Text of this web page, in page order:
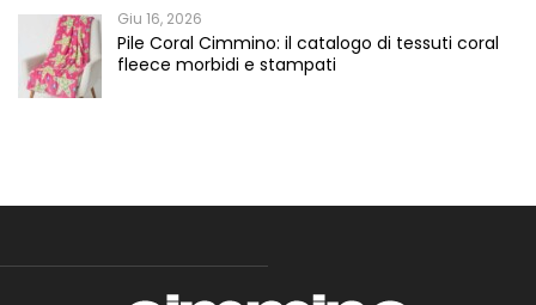
Giu 16, 2026
Pile Coral Cimmino: il catalogo di tessuti coral
fleece morbidi e stampati